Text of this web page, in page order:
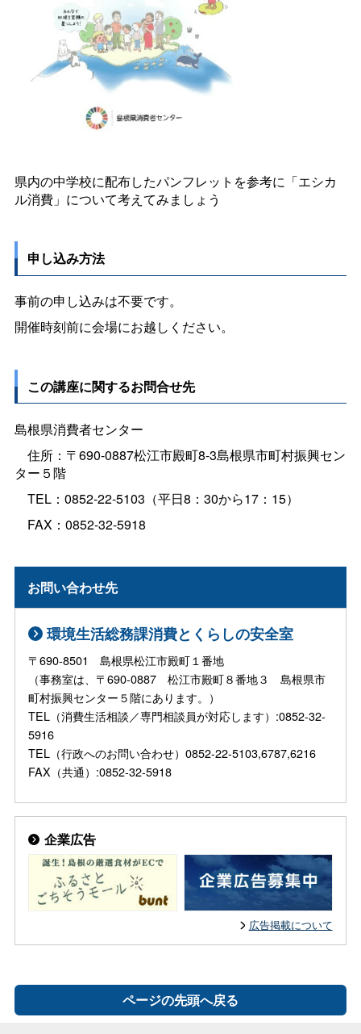
県内の中学校に配布したパンフレットを参考に「エシカ
ル消費」について考えてみましょう
申し込み方法
事前の申し込みは不要です。
開催時刻前に会場にお越しください。
この講座に関するお問合せ先
島根県消費者センター
住所：〒690-0887松江市殿町8-3島根県市町村振興セン
ター５階
TEL：0852-22-5103（平日8：30から17：15）
FAX：0852-32-5918
お問い合わせ先
環境生活総務課消費とくらしの安全室
〒690-8501 島根県松江市殿町１番地
（事務室は、〒690-0887 松江市殿町８番地３ 島根県市
町村振興センター５階にあります。）
TEL（消費生活相談／専門相談員が対応します）:0852-32-
5916
TEL（行政へのお問い合わせ）0852-22-5103,6787,6216
FAX（共通）:0852-32-5918
企業広告
広告掲載について
ページの先頭へ戻る